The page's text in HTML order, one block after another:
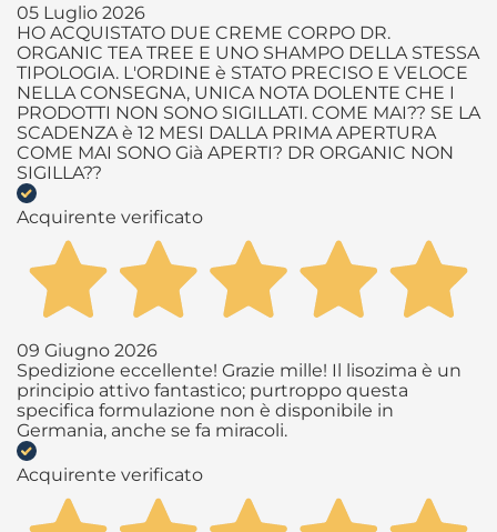
05 Luglio 2026
HO ACQUISTATO DUE CREME CORPO DR.
ORGANIC TEA TREE E UNO SHAMPO DELLA STESSA
TIPOLOGIA. L'ORDINE è STATO PRECISO E VELOCE
NELLA CONSEGNA, UNICA NOTA DOLENTE CHE I
PRODOTTI NON SONO SIGILLATI. COME MAI?? SE LA
SCADENZA è 12 MESI DALLA PRIMA APERTURA
COME MAI SONO Già APERTI? DR ORGANIC NON
SIGILLA??
Acquirente verificato
09 Giugno 2026
Spedizione eccellente! Grazie mille! Il lisozima è un
principio attivo fantastico; purtroppo questa
specifica formulazione non è disponibile in
Germania, anche se fa miracoli.
Acquirente verificato